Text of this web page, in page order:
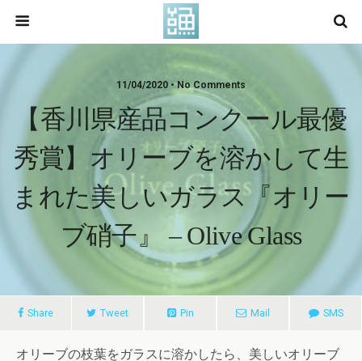
11/04/2020 • No Comments
【香川県産品コンクール最優
秀賞】オリーブを溶かして生
まれた美しいガラス『オリー
ブ硝子』 – Olive Glass
Share Tweet Pin Mail SMS
オリーブの枝葉をガラスに溶かしたら、美しいオリーブ